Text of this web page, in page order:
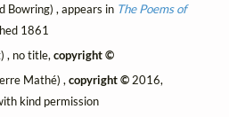
Bowring) , appears in The Poems of
1861
, no title,copyright ©
Mathé) ,copyright © 2016,
kind permission